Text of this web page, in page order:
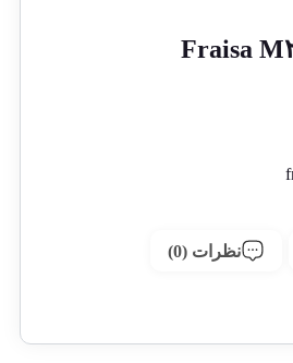
نظرات (0)